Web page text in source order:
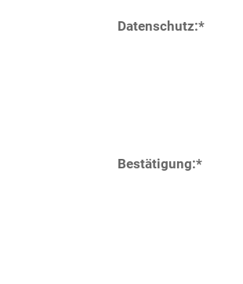
Datenschutz:*
Bestätigung:*